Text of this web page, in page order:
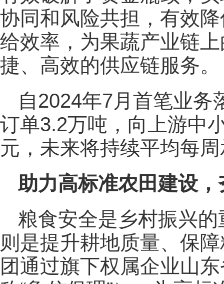
协同和风险共担，有效
给效率，为果蔬产业链
捷、高效的供应链服务。
自2024年7月首笔业务
订单3.2万吨，向上游中
元，未来将持续平均每
助力高标准农田建设
粮食安全是乡村振兴
则是提升耕地质量、保
团通过旗下权属企业山